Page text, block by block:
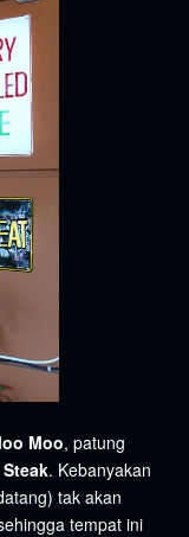
Moo, patung
. Kebanyakan
tak akan
tempat ini